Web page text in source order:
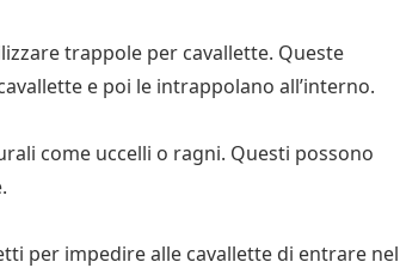
trappole per cavallette. Queste
e poi le intrappolano all’interno.
come uccelli o ragni. Questi possono
per impedire alle cavallette di entrare nel